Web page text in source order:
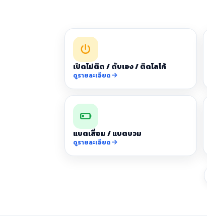
เปิดไม่ติด / ดับเอง / ติดโลโก้
ดูรายละเอียด
แบตเสื่อม / แบตบวม
ดูรายละเอียด